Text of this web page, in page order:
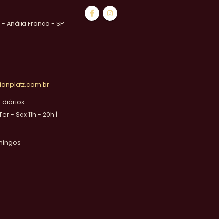
- Anália Franco - SP
diários:
- Sex 11h - 20h |